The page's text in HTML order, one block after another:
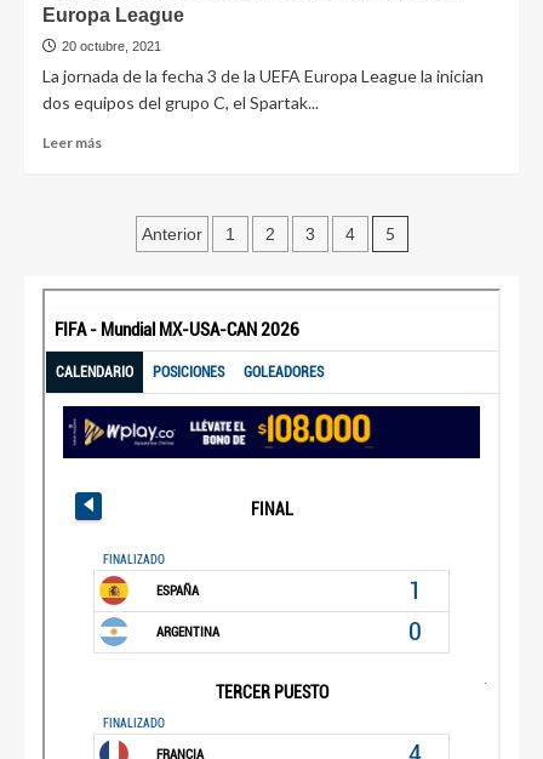
Europa League
20 octubre, 2021
La jornada de la fecha 3 de la UEFA Europa League la inician
dos equipos del grupo C, el Spartak...
Leer más
Anterior 1 2 3 4 5